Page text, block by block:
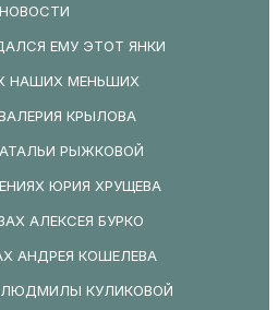
НОВОСТИ
ЕМУ ЭТОТ ЯНКИ
НАШИХ МЕНЬШИХ
КРЫЛОВА
РЫЖКОВОЙ
ЮРИЯ ХРУЩЕВА
АЛЕКСЕЯ БУРКО
АНДРЕЯ КОШЕЛЕВА
ЛЮДМИЛЫ КУЛИКОВОЙ